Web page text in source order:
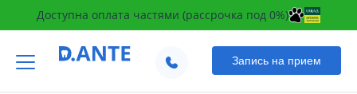
Доступна оплата частями (рассрочка под 0%)
Запись на прием